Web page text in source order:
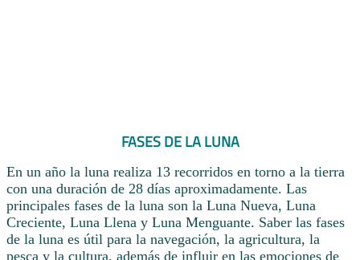
FASES DE LA LUNA
En un año la luna realiza 13 recorridos en torno a la tierra
con una duración de 28 días aproximadamente. Las
principales fases de la luna son la Luna Nueva, Luna
Creciente, Luna Llena y Luna Menguante. Saber las fases
de la luna es útil para la navegación, la agricultura, la
pesca y la cultura, además de influir en las emociones de